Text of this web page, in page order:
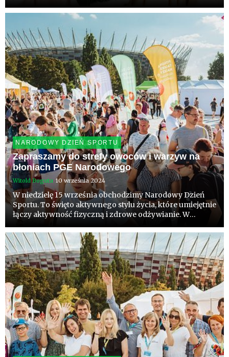
PGE Narodowego, będzie ponad 70 artystów. Przebojem
NARODOWY DZIEŃ SPORTU
Zapraszamy do strefy owoców i warzyw na
błoniach PGE Narodowego
Witold Boguta 10 września 2024
W niedzielę 15 września obchodzimy Narodowy Dzień
Sportu. To święto aktywnego stylu życia, które umiejętnie
łączy aktywność fizyczną i zdrowe odżywianie. W
jedzenie. Dobry dzień by poczuć, że każdy sukces
zaczyna się w kuc...